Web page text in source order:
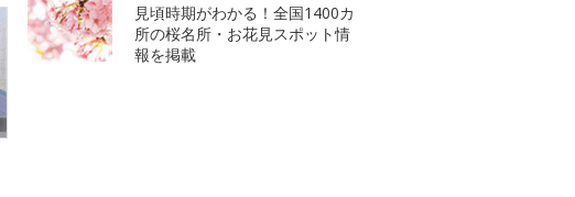
見頃時期がわかる！全国1400カ
所の桜名所・お花見スポット情
報を掲載